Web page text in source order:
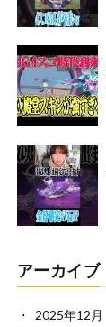
アーカイブ
2025年12月